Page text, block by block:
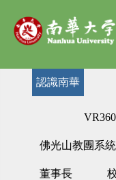
認識南華
佛光山教團系
董事長